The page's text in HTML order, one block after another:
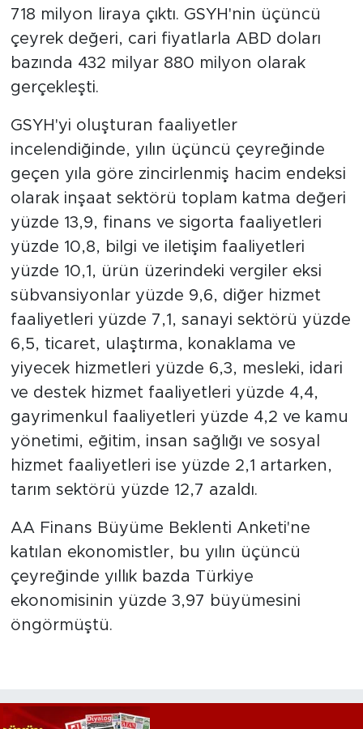
718 milyon liraya çıktı. GSYH'nin üçüncü
çeyrek değeri, cari fiyatlarla ABD doları
bazında 432 milyar 880 milyon olarak
gerçekleşti.
GSYH'yi oluşturan faaliyetler
incelendiğinde, yılın üçüncü çeyreğinde
geçen yıla göre zincirlenmiş hacim endeksi
olarak inşaat sektörü toplam katma değeri
yüzde 13,9, finans ve sigorta faaliyetleri
yüzde 10,8, bilgi ve iletişim faaliyetleri
yüzde 10,1, ürün üzerindeki vergiler eksi
sübvansiyonlar yüzde 9,6, diğer hizmet
faaliyetleri yüzde 7,1, sanayi sektörü yüzde
6,5, ticaret, ulaştırma, konaklama ve
yiyecek hizmetleri yüzde 6,3, mesleki, idari
ve destek hizmet faaliyetleri yüzde 4,4,
gayrimenkul faaliyetleri yüzde 4,2 ve kamu
yönetimi, eğitim, insan sağlığı ve sosyal
hizmet faaliyetleri ise yüzde 2,1 artarken,
tarım sektörü yüzde 12,7 azaldı.
AA Finans Büyüme Beklenti Anketi'ne
katılan ekonomistler, bu yılın üçüncü
çeyreğinde yıllık bazda Türkiye
ekonomisinin yüzde 3,97 büyümesini
öngörmüştü.